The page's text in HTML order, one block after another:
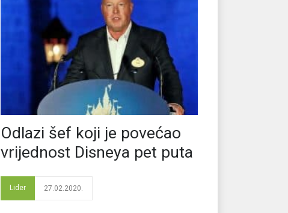
Odlazi šef koji je povećao
vrijednost Disneya pet puta
Lider 27.02.2020.